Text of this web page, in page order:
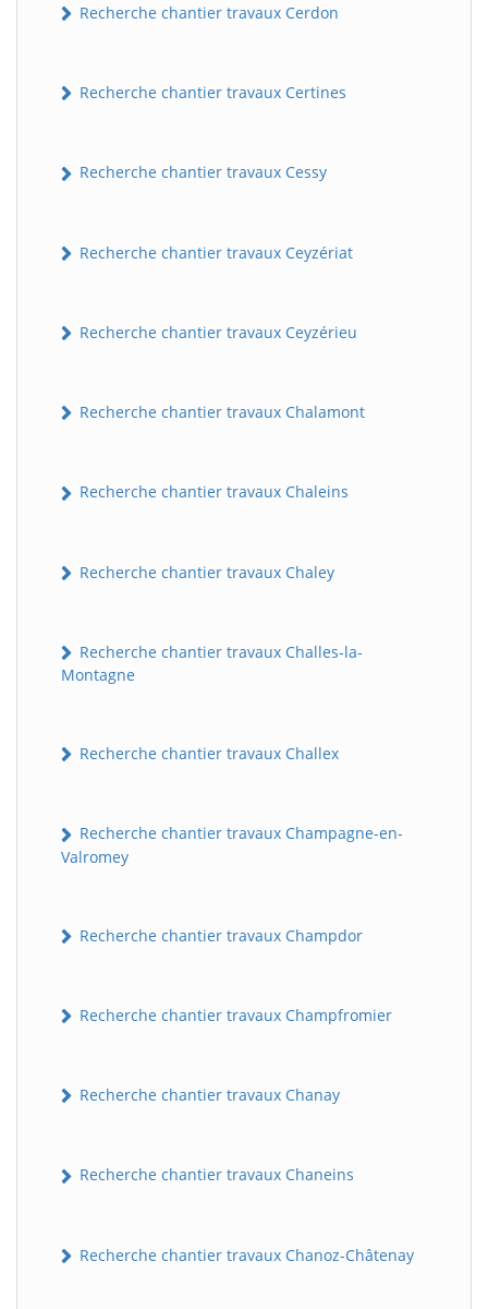
Recherche chantier travaux Cerdon
Recherche chantier travaux Certines
Recherche chantier travaux Cessy
Recherche chantier travaux Ceyzériat
Recherche chantier travaux Ceyzérieu
Recherche chantier travaux Chalamont
Recherche chantier travaux Chaleins
Recherche chantier travaux Chaley
Recherche chantier travaux Challes-la-
Montagne
Recherche chantier travaux Challex
Recherche chantier travaux Champagne-en-
Valromey
Recherche chantier travaux Champdor
Recherche chantier travaux Champfromier
Recherche chantier travaux Chanay
Recherche chantier travaux Chaneins
Recherche chantier travaux Chanoz-Châtenay